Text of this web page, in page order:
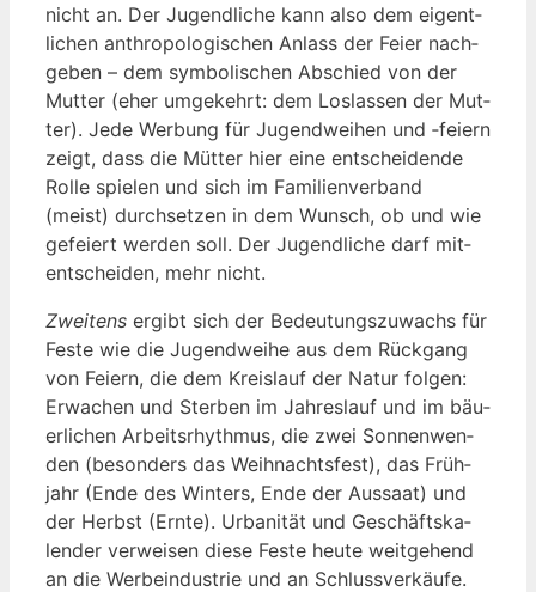
nicht an. Der Jugend­li­che kann also dem eigent­
li­chen anthro­po­lo­gi­schen Anlass der Fei­er nach­
ge­ben – dem sym­bo­li­schen Abschied von der
Mut­ter (eher umge­kehrt: dem Los­las­sen der Mut­
ter). Jede Wer­bung für Jugend­wei­hen und ‑fei­ern
zeigt, dass die Müt­ter hier eine ent­schei­den­de
Rol­le spie­len und sich im Fami­li­en­ver­band
(meist) durch­set­zen in dem Wunsch, ob und wie
gefei­ert wer­den soll. Der Jugend­li­che darf mit­
ent­schei­den, mehr nicht.
Zwei­tens ergibt sich der Bedeu­tungs­zu­wachs für
Fes­te wie die Jugend­wei­he aus dem Rück­gang
von Fei­ern, die dem Kreis­lauf der Natur fol­gen:
Erwa­chen und Ster­ben im Jah­res­lauf und im bäu­
er­li­chen Arbeits­rhyth­mus, die zwei Son­nen­wen­
den (beson­ders das Weih­nachts­fest), das Früh­
jahr (Ende des Win­ters, Ende der Aus­saat) und
der Herbst (Ern­te). Urba­ni­tät und Geschäfts­ka­
len­der ver­wei­sen die­se Fes­te heu­te weit­ge­hend
an die Wer­be­indus­trie und an Schluss­ver­käu­fe.